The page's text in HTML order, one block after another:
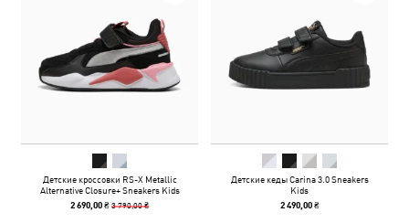
Детские кроссовки RS-X Metallic
Alternative Closure+ Sneakers Kids
2 690,00 ₴3 790,00 ₴
Детские кеды Carina 3.0 Sneakers
Kids
2 490,00 ₴